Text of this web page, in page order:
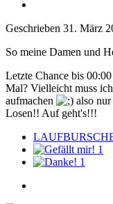
Geschrieben 31. März
So meine Damen und
Letzte Chance bis
Mal? Vielleicht muss
aufmachen
also
Losen!! Auf geht's!!!
1
1